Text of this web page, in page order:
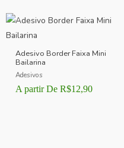
Adesivo Border Faixa Mini
Bailarina
Adesivos
A partir De R$12,90